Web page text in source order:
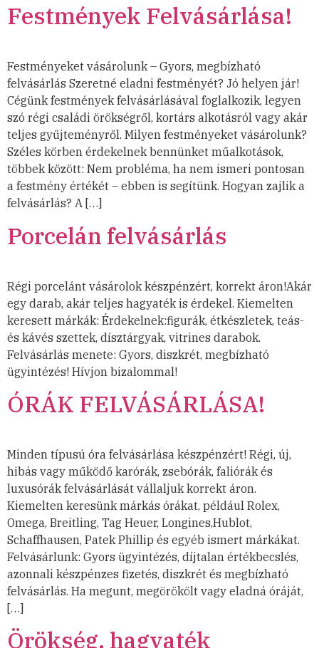
Festmények Felvásárlása!
Festményeket vásárolunk – Gyors, megbízható
felvásárlás Szeretné eladni festményét? Jó helyen jár!
Cégünk festmények felvásárlásával foglalkozik, legyen
szó régi családi örökségről, kortárs alkotásról vagy akár
teljes gyűjteményről. Milyen festményeket vásárolunk?
Széles körben érdekelnek bennünket műalkotások,
többek között: Nem probléma, ha nem ismeri pontosan
a festmény értékét – ebben is segítünk. Hogyan zajlik a
felvásárlás? A […]
Porcelán felvásárlás
Régi porcelánt vásárolok készpénzért, korrekt áron!Akár
egy darab, akár teljes hagyaték is érdekel. Kiemelten
keresett márkák: Érdekelnek:figurák, étkészletek, teás-
és kávés szettek, dísztárgyak, vitrines darabok.
Felvásárlás menete: Gyors, diszkrét, megbízható
ügyintézés! Hívjon bizalommal!
ÓRÁK FELVÁSÁRLÁSA!
Minden típusú óra felvásárlása készpénzért! Régi, új,
hibás vagy működő karórák, zsebórák, faliórák és
luxusórák felvásárlását vállaljuk korrekt áron.
Kiemelten keresünk márkás órákat, például Rolex,
Omega, Breitling, Tag Heuer, Longines,Hublot,
Schaffhausen, Patek Phillip és egyéb ismert márkákat.
Felvásárlunk: Gyors ügyintézés, díjtalan értékbecslés,
azonnali készpénzes fizetés, diszkrét és megbízható
felvásárlás. Ha megunt, megörökölt vagy eladná óráját,
[…]
Örökség, hagyaték